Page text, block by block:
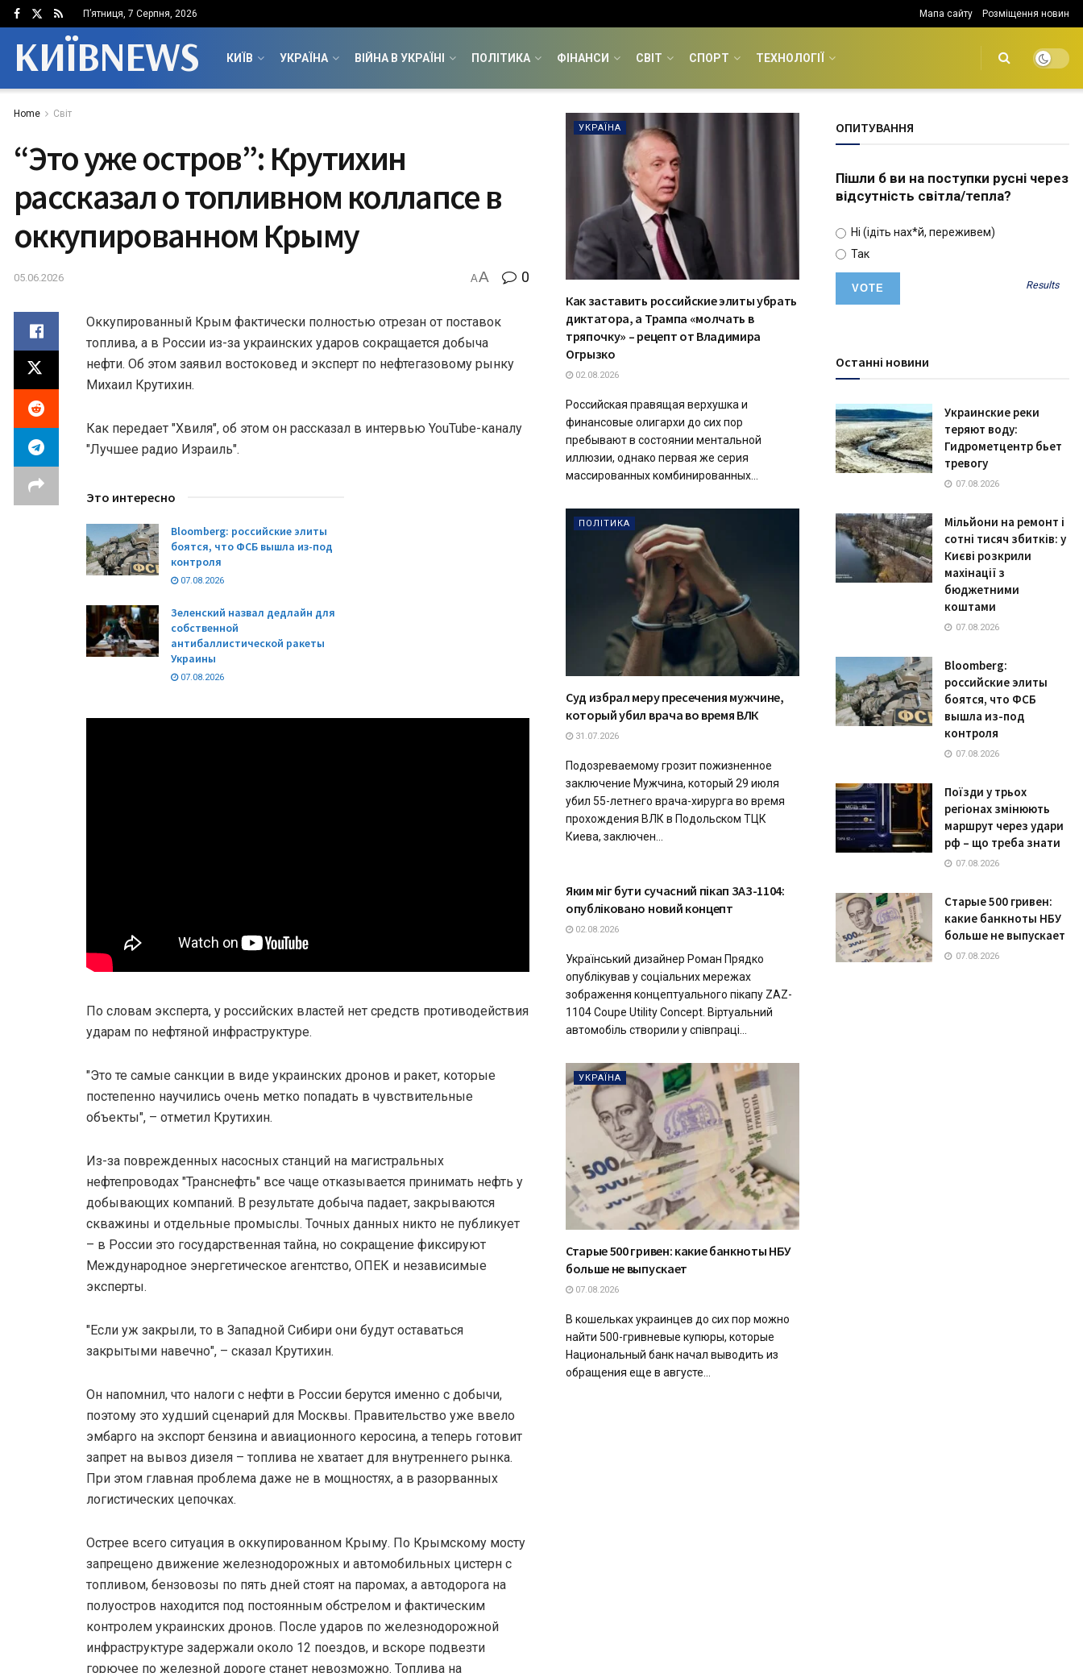
П’ятниця, 7 Серпня, 2026 Мапа сайту Розміщення новин
КИЇВNEWS КИЇВ УКРАЇНА ВІЙНА В УКРАЇНІ ПОЛІТИКА ФІНАНСИ СВІТ СПОРТ ТЕХНОЛОГІЇ
Home Світ
“Это уже остров”: Крутихин
рассказал о топливном коллапсе в
оккупированном Крыму
05.06.2026 AA 0
Оккупированный Крым фактически полностью отрезан от поставок
топлива, а в России из-за украинских ударов сокращается добыча
нефти. Об этом заявил востоковед и эксперт по нефтегазовому рынку
Михаил Крутихин.
Как передает "Хвиля", об этом он рассказал в интервью YouTube-каналу
"Лучшее радио Израиль".
Это интересно
Bloomberg: российские элиты
боятся, что ФСБ вышла из-под
контроля
07.08.2026
Зеленский назвал дедлайн для
собственной
антибаллистической ракеты
Украины
07.08.2026
По словам эксперта, у российских властей нет средств противодействия
ударам по нефтяной инфраструктуре.
"Это те самые санкции в виде украинских дронов и ракет, которые
постепенно научились очень метко попадать в чувствительные
объекты", – отметил Крутихин.
Из-за поврежденных насосных станций на магистральных
нефтепроводах "Транснефть" все чаще отказывается принимать нефть у
добывающих компаний. В результате добыча падает, закрываются
скважины и отдельные промыслы. Точных данных никто не публикует
– в России это государственная тайна, но сокращение фиксируют
Международное энергетическое агентство, ОПЕК и независимые
эксперты.
"Если уж закрыли, то в Западной Сибири они будут оставаться
закрытыми навечно", – сказал Крутихин.
Он напомнил, что налоги с нефти в России берутся именно с добычи,
поэтому это худший сценарий для Москвы. Правительство уже ввело
эмбарго на экспорт бензина и авиационного керосина, а теперь готовит
запрет на вывоз дизеля – топлива не хватает для внутреннего рынка.
При этом главная проблема даже не в мощностях, а в разорванных
логистических цепочках.
Острее всего ситуация в оккупированном Крыму. По Крымскому мосту
запрещено движение железнодорожных и автомобильных цистерн с
топливом, бензовозы по пять дней стоят на паромах, а автодорога на
полуостров находится под постоянным обстрелом и фактическим
контролем украинских дронов. После ударов по железнодорожной
инфраструктуре задержали около 12 поездов, и вскоре подвезти
горючее по железной дороге станет невозможно. Топлива на
УКРАЇНА
Как заставить российские элиты убрать
диктатора, а Трампа «молчать в
тряпочку» – рецепт от Владимира
Огрызко
02.08.2026
Российская правящая верхушка и
финансовые олигархи до сих пор
пребывают в состоянии ментальной
иллюзии, однако первая же серия
массированных комбинированных...
ПОЛІТИКА
Суд избрал меру пресечения мужчине,
который убил врача во время ВЛК
31.07.2026
Подозреваемому грозит пожизненное
заключение Мужчина, который 29 июля
убил 55-летнего врача-хирурга во время
прохождения ВЛК в Подольском ТЦК
Киева, заключен...
ТЕХНОЛОГІЇ
Яким міг бути сучасний пікап ЗАЗ-1104:
опубліковано новий концепт
02.08.2026
Український дизайнер Роман Прядко
опублікував у соціальних мережах
зображення концептуального пікапу ZAZ-
1104 Coupe Utility Concept. Віртуальний
автомобіль створили у співпраці...
УКРАЇНА
Старые 500 гривен: какие банкноты НБУ
больше не выпускает
07.08.2026
В кошельках украинцев до сих пор можно
найти 500-гривневые купюры, которые
Национальный банк начал выводить из
обращения еще в августе...
ОПИТУВАННЯ
Пішли б ви на поступки русні через
відсутність світла/тепла?
Ні (ідіть нах*й, переживем)
Так
Results
Останні новини
Украинские реки
теряют воду:
Гидрометцентр бьет
тревогу
07.08.2026
Мільйони на ремонт і
сотні тисяч збитків: у
Києві розкрили
махінації з
бюджетними
коштами
07.08.2026
Bloomberg:
российские элиты
боятся, что ФСБ
вышла из-под
контроля
07.08.2026
Поїзди у трьох
регіонах змінюють
маршрут через удари
рф – що треба знати
07.08.2026
Старые 500 гривен:
какие банкноты НБУ
больше не выпускает
07.08.2026